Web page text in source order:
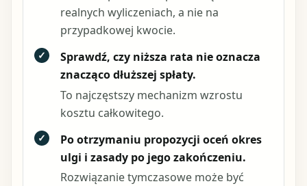
realnych wyliczeniach, a nie na
przypadkowej kwocie.
✓
Sprawdź, czy niższa rata nie oznacza
znacząco dłuższej spłaty.
To najczęstszy mechanizm wzrostu
kosztu całkowitego.
✓
Po otrzymaniu propozycji oceń okres
ulgi i zasady po jego zakończeniu.
Rozwiązanie tymczasowe może być